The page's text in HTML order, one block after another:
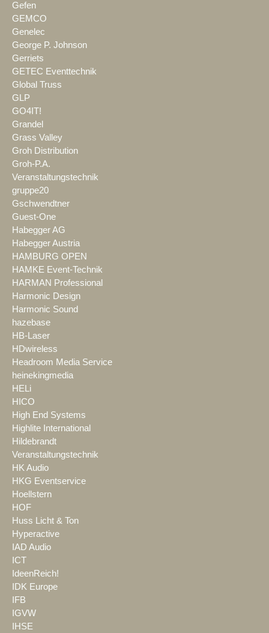
Gefen
GEMCO
Genelec
George P. Johnson
Gerriets
GETEC Eventtechnik
Global Truss
GLP
GO4IT!
Grandel
Grass Valley
Groh Distribution
Groh-P.A.
Veranstaltungstechnik
gruppe20
Gschwendtner
Guest-One
Habegger AG
Habegger Austria
HAMBURG OPEN
HAMKE Event-Technik
HARMAN Professional
Harmonic Design
Harmonic Sound
hazebase
HB-Laser
HDwireless
Headroom Media Service
heinekingmedia
HELi
HICO
High End Systems
Highlite International
Hildebrandt
Veranstaltungstechnik
HK Audio
HKG Eventservice
Hoellstern
HOF
Huss Licht & Ton
Hyperactive
IAD Audio
ICT
IdeenReich!
IDK Europe
IFB
IGVW
IHSE